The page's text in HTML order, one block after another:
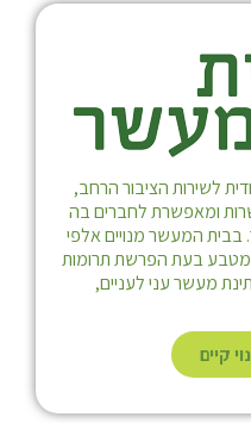
לשירות הציבור הרחב,
ומאפשרת לחברים בה
בבית המעשר מנויים אלפי
מטבע בעת הפרשת תרומות
מעשר עני לעניים,
קיים